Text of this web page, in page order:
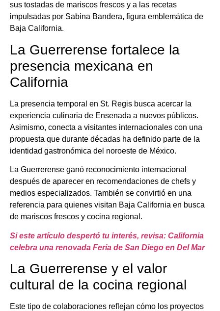
sus tostadas de mariscos frescos y a las recetas
impulsadas por Sabina Bandera, figura emblemática de
Baja California.
La Guerrerense fortalece la
presencia mexicana en
California
La presencia temporal en St. Regis busca acercar la
experiencia culinaria de Ensenada a nuevos públicos.
Asimismo, conecta a visitantes internacionales con una
propuesta que durante décadas ha definido parte de la
identidad gastronómica del noroeste de México.
La Guerrerense ganó reconocimiento internacional
después de aparecer en recomendaciones de chefs y
medios especializados. También se convirtió en una
referencia para quienes visitan Baja California en busca
de mariscos frescos y cocina regional.
Si este artículo despertó tu interés, revisa: California
celebra una renovada Feria de San Diego en Del Mar
La Guerrerense y el valor
cultural de la cocina regional
Este tipo de colaboraciones reflejan cómo los proyectos